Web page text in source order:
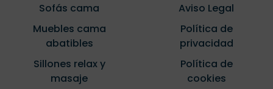
Sofás cama
Muebles cama
abatibles
Sillones relax y
masaje
Aviso Legal
Política de
privacidad
Política de
cookies